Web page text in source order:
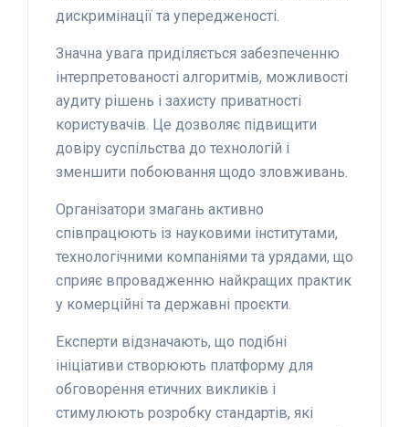
дискримінації та упередженості.
Значна увага приділяється забезпеченню
інтерпретованості алгоритмів, можливості
аудиту рішень і захисту приватності
користувачів. Це дозволяє підвищити
довіру суспільства до технологій і
зменшити побоювання щодо зловживань.
Організатори змагань активно
співпрацюють із науковими інститутами,
технологічними компаніями та урядами, що
сприяє впровадженню найкращих практик
у комерційні та державні проєкти.
Експерти відзначають, що подібні
ініціативи створюють платформу для
обговорення етичних викликів і
стимулюють розробку стандартів, які